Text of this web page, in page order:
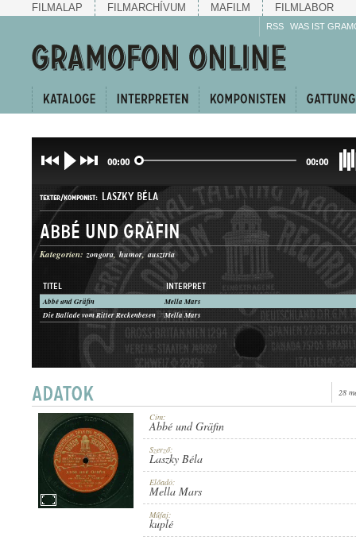
FILMALAP FILMARCHÍVUM MAFILM FILMLABOR
RSS WAS IST
00:00 00:00
TEXTER/KOMPONIST: LASZKY BÉLA
GATTUNG: KUPLÉ
ERSCHEINUNGSJAHR: 1906 KÖRÜL
Abbé und Gräfin
Kategorien: zongora humor ausztria
TITEL INTERPRET
Abbé und Gräfin
Mella Mars
Die Ballade vom Ritter Reckenbesen
Mella Mars
28
Cím:
Abbé und Gräfin
Szerző:
Laszky Béla
Előadó:
Mella Mars
Műfaj:
kuplé